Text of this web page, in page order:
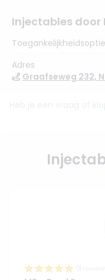
Injectables door
Adres
Graafseweg 232,